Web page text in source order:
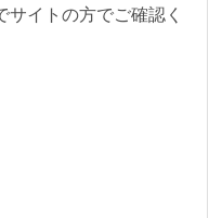
イトの方でご確認く